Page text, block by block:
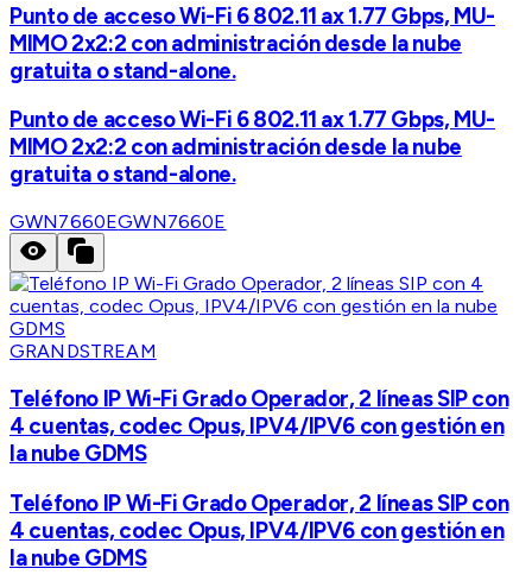
Punto de acceso Wi-Fi 6 802.11 ax 1.77 Gbps, MU-
MIMO 2x2:2 con administración desde la nube
gratuita o stand-alone.
Punto de acceso Wi-Fi 6 802.11 ax 1.77 Gbps, MU-
MIMO 2x2:2 con administración desde la nube
gratuita o stand-alone.
GWN7660EGWN7660E
GRANDSTREAM
Teléfono IP Wi-Fi Grado Operador, 2 líneas SIP con
4 cuentas, codec Opus, IPV4/IPV6 con gestión en
la nube GDMS
Teléfono IP Wi-Fi Grado Operador, 2 líneas SIP con
4 cuentas, codec Opus, IPV4/IPV6 con gestión en
la nube GDMS